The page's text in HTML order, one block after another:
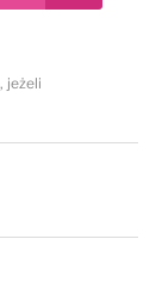
, jeżeli